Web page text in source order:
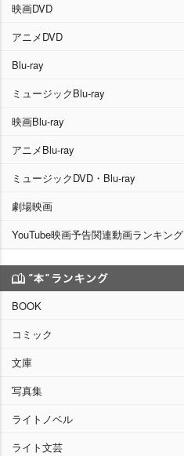
映画DVD
アニメDVD
Blu-ray
ミュージックBlu-ray
映画Blu-ray
アニメBlu-ray
ミュージックDVD・Blu-ray
劇場映画
YouTube映画予告関連動画ランキング
BOOK
コミック
文庫
写真集
ライトノベル
ライト文芸